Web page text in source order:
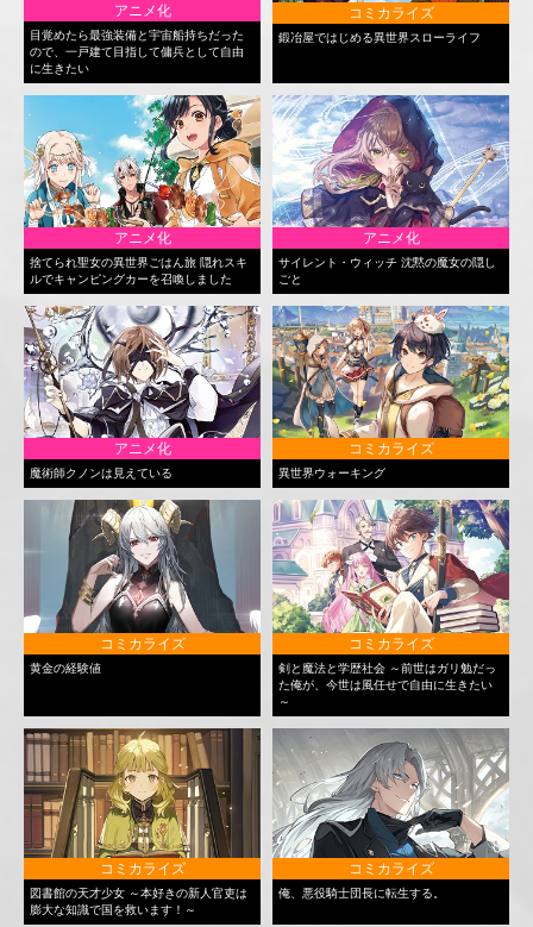
アニメ化
目覚めたら最強装備と宇宙船持ちだった
ので、一戸建て目指して傭兵として自由
に生きたい
コミカライズ
鍛冶屋ではじめる異世界スローライフ
アニメ化
捨てられ聖女の異世界ごはん旅 隠れスキ
ルでキャンピングカーを召喚しました
アニメ化
サイレント・ウィッチ 沈黙の魔女の隠し
ごと
アニメ化
魔術師クノンは見えている
コミカライズ
異世界ウォーキング
コミカライズ
黄金の経験値
コミカライズ
剣と魔法と学歴社会 ～前世はガリ勉だっ
た俺が、今世は風任せで自由に生きたい
～
コミカライズ
図書館の天才少女 ～本好きの新人官吏は
膨大な知識で国を救います！～
コミカライズ
俺、悪役騎士団長に転生する。